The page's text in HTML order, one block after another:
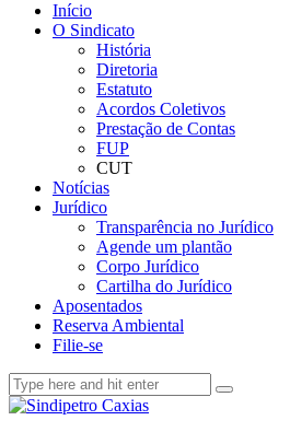
Início
O Sindicato
História
Diretoria
Estatuto
Acordos Coletivos
Prestação de Contas
FUP
CUT
Notícias
Jurídico
Transparência no Jurídico
Agende um plantão
Corpo Jurídico
Cartilha do Jurídico
Aposentados
Reserva Ambiental
Filie-se